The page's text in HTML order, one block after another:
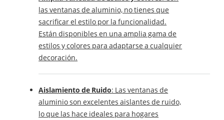
las ventanas de aluminio, no tienes que
sacrificar el estilo por la funcionalidad.
Están disponibles en una amplia gama de
estilos y colores para adaptarse a cualquier
decoración.
Aislamiento de Ruido: Las ventanas de
aluminio son excelentes aislantes de ruido,
lo que las hace ideales para hogares